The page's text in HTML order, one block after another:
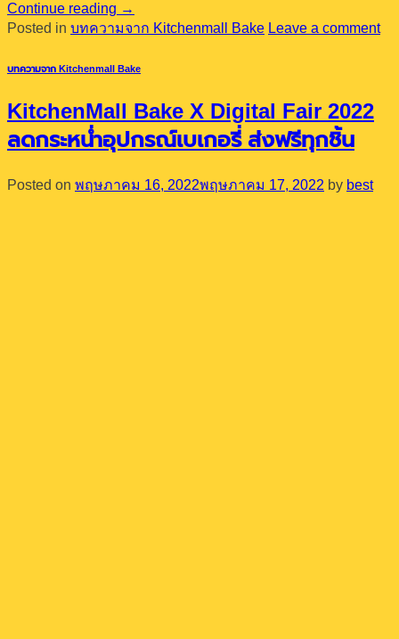
Continue reading →
Posted in บทความจาก Kitchenmall Bake Leave a comment
บทความจาก Kitchenmall Bake
KitchenMall Bake X Digital Fair 2022
ลดกระหน่ำอุปกรณ์เบเกอรี่ ส่งฟรีทุกชิ้น
Posted on พฤษภาคม 16, 2022พฤษภาคม 17, 2022 by best